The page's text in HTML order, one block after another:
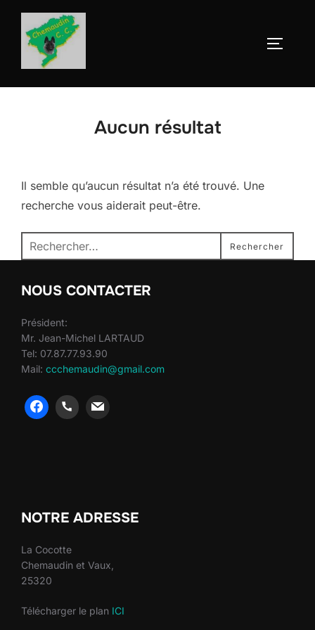
Aller
contenu
Aucun résultat
Il semble qu’aucun résultat n’a été trouvé. Une
recherche vous aiderait peut-être.
Recherche
pour :
Rechercher
NOUS CONTACTER
Président:
Mr. Jean-Michel LARTAUD
Tel: 07.87.77.93.90
Mail: ccchemaudin@gmail.com
NOTRE ADRESSE
La Cocotte
Chemaudin et Vaux,
25320
Télécharger le plan ICI